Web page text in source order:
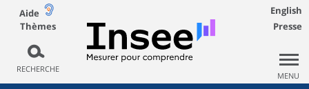
Aide
Thèmes
RECHERCHE
English
Presse
MENU